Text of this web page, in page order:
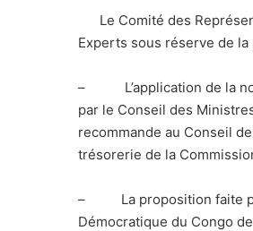
Le Comité des
Experts sous réserve de
– L’application de la
par le Conseil des
recommande au Conseil
trésorerie de la
– La proposition faite par
Démocratique du Congo